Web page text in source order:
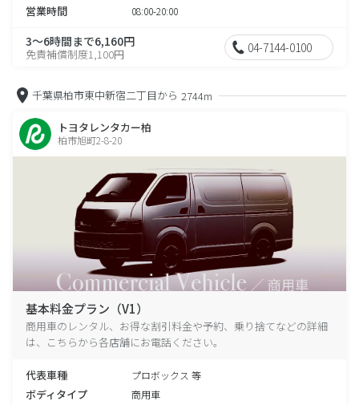
営業時間 08:00-20:00
3～6時間まで6,160円
免責補償制度1,100円 04-7144-0100
千葉県柏市東中新宿二丁目から 2744m
トヨタレンタカー柏
柏市旭町2-8-20
基本料金プラン（V1）
商用車のレンタル、お得な割引料金や予約、乗り捨てなどの詳細
は、こちらから各店舗にお電話ください。
代表車種 プロボックス 等
ボディタイプ 商用車